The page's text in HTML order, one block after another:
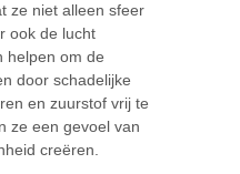
ze niet alleen sfeer
ook de lucht
helpen om de
door schadelijke
en zuurstof vrij te
ze een gevoel van
creëren.